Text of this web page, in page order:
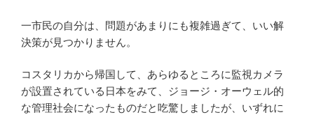
一市民の自分は、問題があまりにも複雑過ぎて、いい解
決策が見つかりません。
コスタリカから帰国して、あらゆるところに監視カメラ
が設置されている日本をみて、ジョージ・オーウェル的
な管理社会になったものだと吃驚しましたが、いずれに